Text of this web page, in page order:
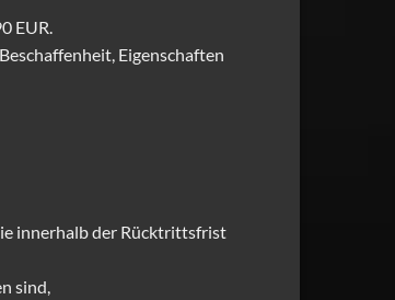
EUR.
Eigenschaften
innerhalb der Rücktrittsfrist
sind,